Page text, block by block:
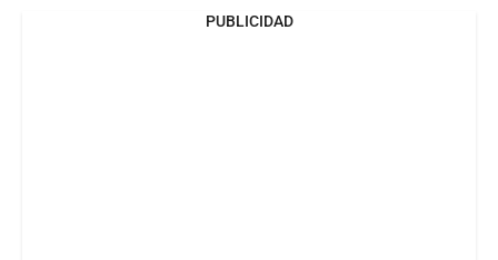
PUBLICIDAD